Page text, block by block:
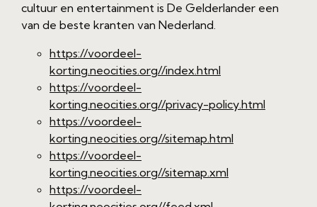
cultuur en entertainment is De Gelderlander een
van de beste kranten van Nederland.
https://voordeel-
korting.neocities.org//index.html
https://voordeel-
korting.neocities.org//privacy-policy.html
https://voordeel-
korting.neocities.org//sitemap.html
https://voordeel-
korting.neocities.org//sitemap.xml
https://voordeel-